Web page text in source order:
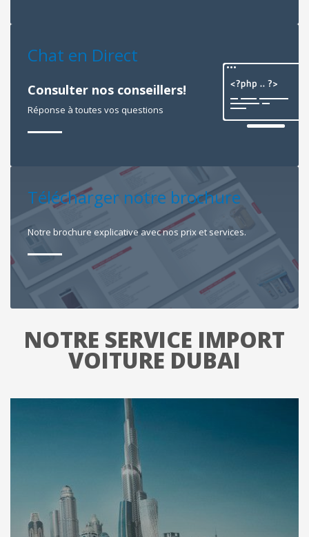
Chat en Direct
Consulter nos conseillers!
Réponse à toutes vos questions
Télécharger notre brochure
Notre brochure explicative avec nos prix et services.
NOTRE SERVICE IMPORT
VOITURE DUBAI